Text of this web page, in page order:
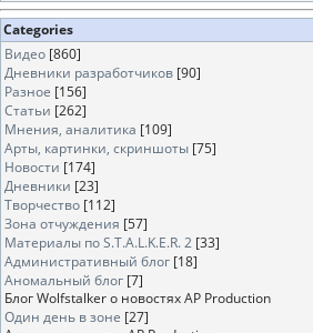
Categories
Видео [860]
Дневники разработчиков [90]
Разное [156]
Статьи [262]
Мнения, аналитика [109]
Арты, картинки, скриншоты [75]
Новости [174]
Дневники [23]
Творчество [112]
Зона отчуждения [57]
Материалы по S.T.A.L.K.E.R. 2 [33]
Административный блог [18]
Аномальный блог [7]
Блог Wolfstalker о новостях AP Production
Один день в зоне [27]